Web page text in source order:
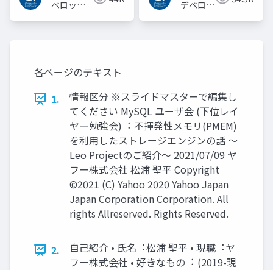
ベロッパ
デベロッ
各ページのテキスト
1.
情報区分 ※スライドマスターで編集し
てください MySQL ユーザ会 (下位レイ
ヤー勉強会)︓ 不揮発性メモリ(PMEM)
を利⽤したストレージエンジンの話 〜
Leo Projectのご紹介〜 2021/07/09 ヤ
フー株式会社 松浦 聖平 Copyright
©2021 (C) Yahoo 2020 Yahoo Japan
Japan Corporation Corporation. All
rights Allreserved. Rights Reserved.
2.
⾃⼰紹介 • ⽒名︓松浦 聖平 • 現職︓ヤ
フー株式会社 • 好きなもの︓ (2019-現